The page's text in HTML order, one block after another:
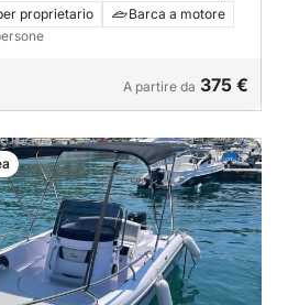
proprietario
Barca a motore
A partire da 375 €